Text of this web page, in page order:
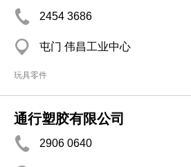
2454 3686
屯门 伟昌工业中心
玩具零件
通行塑胶有限公司
2906 0640